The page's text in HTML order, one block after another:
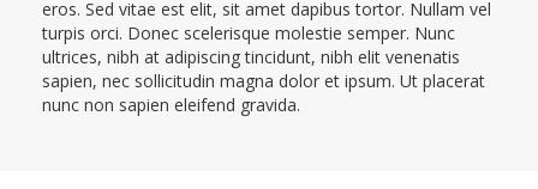
eros. Sed vitae est elit, sit amet dapibus tortor. Nullam vel
turpis orci. Donec scelerisque molestie semper. Nunc
ultrices, nibh at adipiscing tincidunt, nibh elit venenatis
sapien, nec sollicitudin magna dolor et ipsum. Ut placerat
nunc non sapien eleifend gravida.